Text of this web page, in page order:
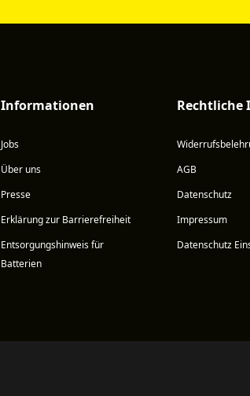
Informationen
Jobs
Über uns
Presse
Erklärung zur Barrierefreiheit
Entsorgungshinweis für
Batterien
AGB
Datenschutz
Impressum
Datenschutz